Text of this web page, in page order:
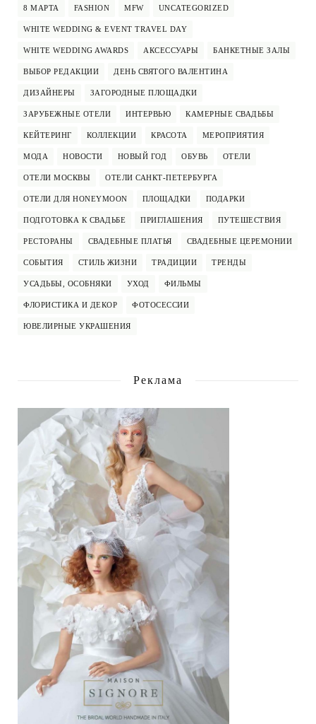
8 МАРТА FASHION MFW UNCATEGORIZED
WHITE WEDDING & EVENT TRAVEL DAY
WHITE WEDDING AWARDS АКСЕССУАРЫ БАНКЕТНЫЕ ЗАЛЫ
ВЫБОР РЕДАКЦИИ ДЕНЬ СВЯТОГО ВАЛЕНТИНА
ДИЗАЙНЕРЫ ЗАГОРОДНЫЕ ПЛОЩАДКИ
ЗАРУБЕЖНЫЕ ОТЕЛИ ИНТЕРВЬЮ КАМЕРНЫЕ СВАДЬБЫ
КЕЙТЕРИНГ КОЛЛЕКЦИИ КРАСОТА МЕРОПРИЯТИЯ
МОДА НОВОСТИ НОВЫЙ ГОД ОБУВЬ ОТЕЛИ
ОТЕЛИ МОСКВЫ ОТЕЛИ САНКТ-ПЕТЕРБУРГА
ОТЕЛИ ДЛЯ HONEYMOON ПЛОЩАДКИ ПОДАРКИ
ПОДГОТОВКА К СВАДЬБЕ ПРИГЛАШЕНИЯ ПУТЕШЕСТВИЯ
РЕСТОРАНЫ СВАДЕБНЫЕ ПЛАТЬЯ СВАДЕБНЫЕ ЦЕРЕМОНИИ
СОБЫТИЯ СТИЛЬ ЖИЗНИ ТРАДИЦИИ ТРЕНДЫ
УСАДЬБЫ, ОСОБНЯКИ УХОД ФИЛЬМЫ
ФЛОРИСТИКА И ДЕКОР ФОТОСЕССИИ
ЮВЕЛИРНЫЕ УКРАШЕНИЯ
Реклама